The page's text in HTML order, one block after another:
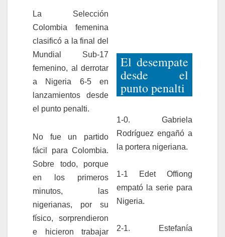
La Selección
Colombia femenina
clasificó a la final del
Mundial Sub-17
femenino, al derrotar
a Nigeria 6-5 en
lanzamientos desde
el punto penalti.
No fue un partido
fácil para Colombia.
Sobre todo, porque
en los primeros
minutos, las
nigerianas, por su
físico, sorprendieron
e hicieron trabajar
El desempate
desde el
punto penalti
1-0. Gabriela
Rodríguez engañó a
la portera nigeriana.
1-1 Edet Offiong
empató la serie para
Nigeria.
2-1. Estefanía